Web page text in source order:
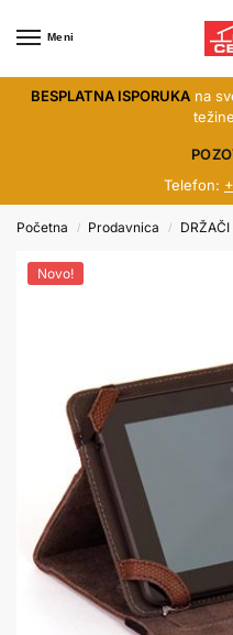
Meni
BESPLATNA ISPORUKAna
Telefon:
Početna / Prodavnica /
Novo!